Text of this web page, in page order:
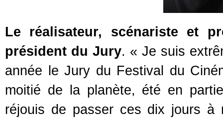
Le réalisateur, scénariste et
président du Jury. « Je suis
année le Jury du Festival du
moitié de la planète, été en
réjouis de passer ces dix jours à